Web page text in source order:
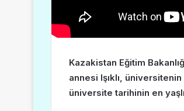
Kazakistan Eğitim
annesi Işıklı,
üniversite tarihinin en